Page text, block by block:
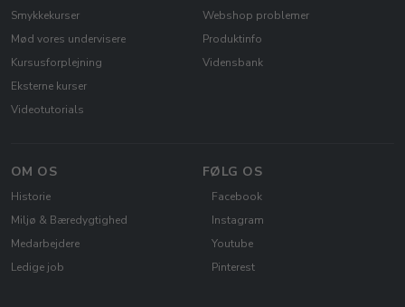
Smykkekurser
Mød vores undervisere
Kursusforplejning
Eksterne kurser
Videotutorials
Webshop problemer
Produktinfo
Vidensbank
OM OS
Historie
Miljø & Bæredygtighed
Medarbejdere
Ledige job
FØLG OS
Facebook
Instagram
Youtube
Pinterest